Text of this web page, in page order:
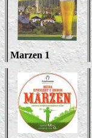
Marzen 1